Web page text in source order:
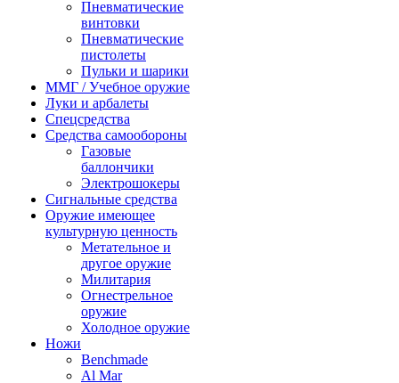
Пневматические
винтовки
Пневматические
пистолеты
Пульки и шарики
ММГ / Учебное оружие
Луки и арбалеты
Спецсредства
Средства самообороны
Газовые
баллончики
Электрошокеры
Сигнальные средства
Оружие имеющее
культурную ценность
Метательное и
другое оружие
Милитария
Огнестрельное
оружие
Холодное оружие
Ножи
Benchmade
Al Mar